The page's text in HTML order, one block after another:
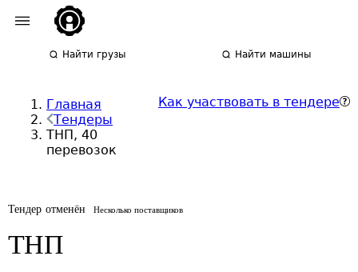
Найти грузы Найти машины
Главная
Тендеры
ТНП, 40
перевозок
Как участвовать в тендере
Тендер отменён Несколько поставщиков
ТНП